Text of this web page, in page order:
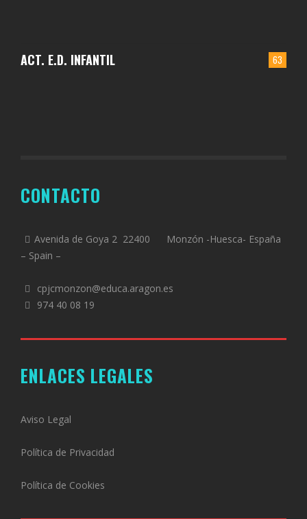
63
ACT. E.D. INFANTIL
CONTACTO
Avenida de Goya 2 22400 Monzón -Huesca- España
– Spain –
cpjcmonzon@educa.aragon.es
974 40 08 19
ENLACES LEGALES
Aviso Legal
Política de Privacidad
Política de Cookies